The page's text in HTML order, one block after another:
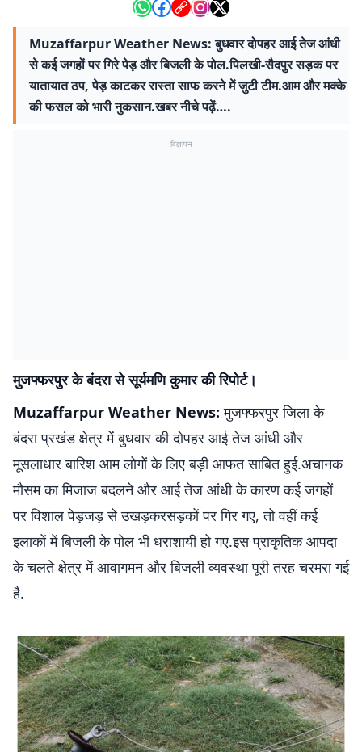
Muzaffarpur Weather News: बुधवार दोपहर आई तेज आंधी
से कई जगहों पर गिरे पेड़ और बिजली के पोल.पिलखी-सैदपुर सड़क पर
यातायात ठप, पेड़ काटकर रास्ता साफ करने में जुटी टीम.आम और मक्के
की फसल को भारी नुकसान.खबर नीचे पढ़ें….
विज्ञापन
मुजफ्फरपुर के बंदरा से सूर्यमणि कुमार की रिपोर्ट।
Muzaffarpur Weather News:मुजफ्फरपुर जिला के
बंदरा प्रखंड क्षेत्र में बुधवार की दोपहर आई तेज आंधी और
मूसलाधार बारिश आम लोगों के लिए बड़ी आफत साबित हुई.अचानक
मौसम का मिजाज बदलने और आई तेज आंधी के कारण कई जगहों
पर विशाल पेड़जड़ से उखड़करसड़कों पर गिर गए, तो वहीं कई
इलाकों में बिजली के पोल भी धराशायी हो गए.इस प्राकृतिक आपदा
के चलते क्षेत्र में आवागमन और बिजली व्यवस्था पूरी तरह चरमरा गई
है.